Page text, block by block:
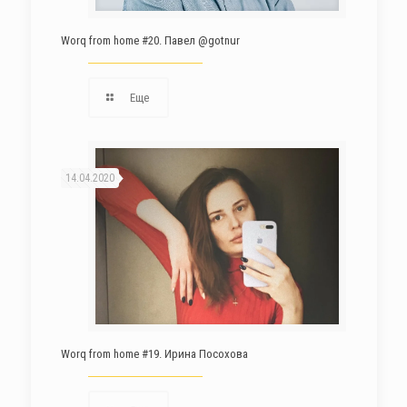
Worq from home #20. Павел @gotnur
Еще
14.04.2020
Worq from home #19. Ирина Посохова